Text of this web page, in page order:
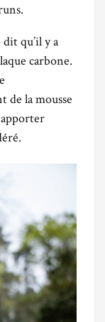
qu’il y a
carbone.
la mousse